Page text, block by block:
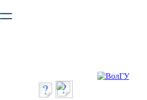
безопасную работу с сайтом. Пожалуйста